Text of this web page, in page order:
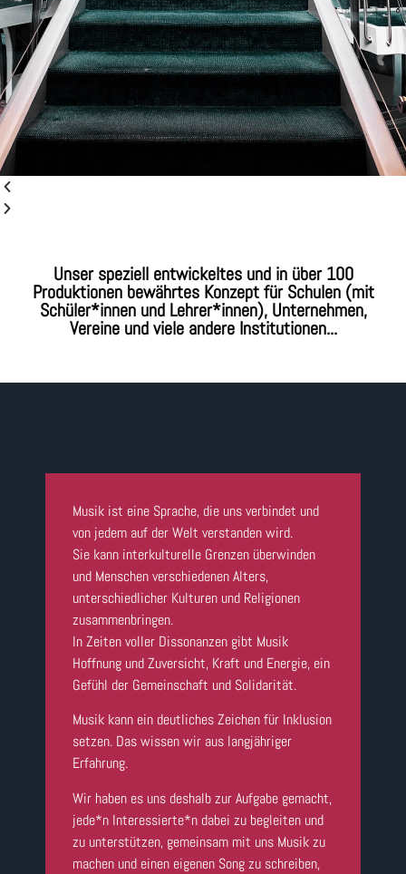
Unser speziell entwickeltes und in über 100
Produktionen bewährtes Konzept für Schulen (mit
Schüler*innen und Lehrer*innen), Unternehmen,
Vereine und viele andere Institutionen...
Musik ist eine Sprache, die uns verbindet und
von jedem auf der Welt verstanden wird.
Sie kann interkulturelle Grenzen überwinden
und Menschen verschiedenen Alters,
unterschiedlicher Kulturen und Religionen
zusammenbringen.
In Zeiten voller Dissonanzen gibt Musik
Hoffnung und Zuversicht, Kraft und Energie, ein
Gefühl der Gemeinschaft und Solidarität.
Musik kann ein deutliches Zeichen für Inklusion
setzen. Das wissen wir aus langjähriger
Erfahrung.
Wir haben es uns deshalb zur Aufgabe gemacht,
jede*n Interessierte*n dabei zu begleiten und
zu unterstützen, gemeinsam mit uns Musik zu
machen und einen eigenen Song zu schreiben,